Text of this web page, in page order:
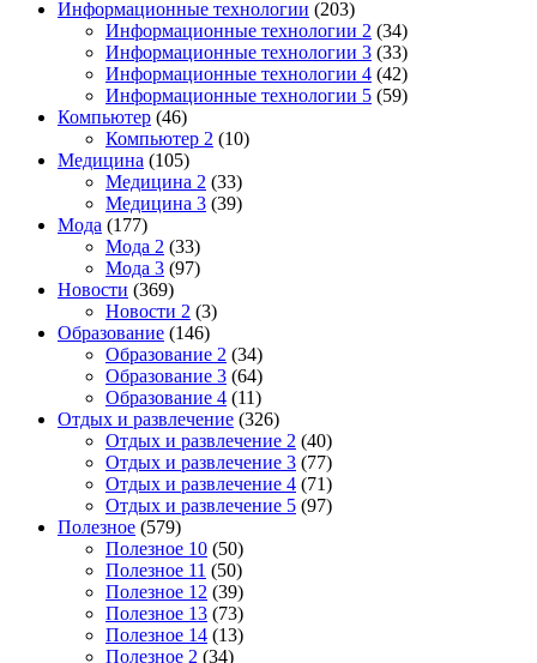
Информационные технологии (203)
Информационные технологии 2 (34)
Информационные технологии 3 (33)
Информационные технологии 4 (42)
Информационные технологии 5 (59)
Компьютер (46)
Компьютер 2 (10)
Медицина (105)
Медицина 2 (33)
Медицина 3 (39)
Мода (177)
Мода 2 (33)
Мода 3 (97)
Новости (369)
Новости 2 (3)
Образование (146)
Образование 2 (34)
Образование 3 (64)
Образование 4 (11)
Отдых и развлечение (326)
Отдых и развлечение 2 (40)
Отдых и развлечение 3 (77)
Отдых и развлечение 4 (71)
Отдых и развлечение 5 (97)
Полезное (579)
Полезное 10 (50)
Полезное 11 (50)
Полезное 12 (39)
Полезное 13 (73)
Полезное 14 (13)
Полезное 2 (34)